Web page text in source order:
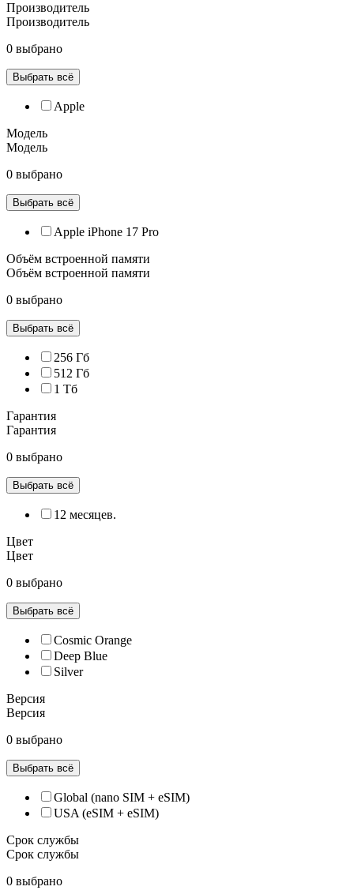
Производитель
Производитель
0 выбрано
Выбрать всё
Apple
Модель
Модель
0 выбрано
Выбрать всё
Apple iPhone 17 Pro
Объём встроенной памяти
Объём встроенной памяти
0 выбрано
Выбрать всё
256 Гб
512 Гб
1 Тб
Гарантия
Гарантия
0 выбрано
Выбрать всё
12 месяцев.
Цвет
Цвет
0 выбрано
Выбрать всё
Cosmic Orange
Deep Blue
Silver
Версия
Версия
0 выбрано
Выбрать всё
Global (nano SIM + eSIM)
USA (eSIM + eSIM)
Срок службы
Срок службы
0 выбрано